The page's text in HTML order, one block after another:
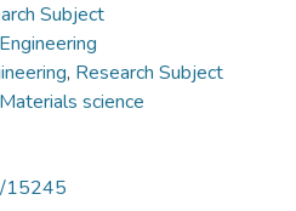
Subject
, Research Subject
science
15245